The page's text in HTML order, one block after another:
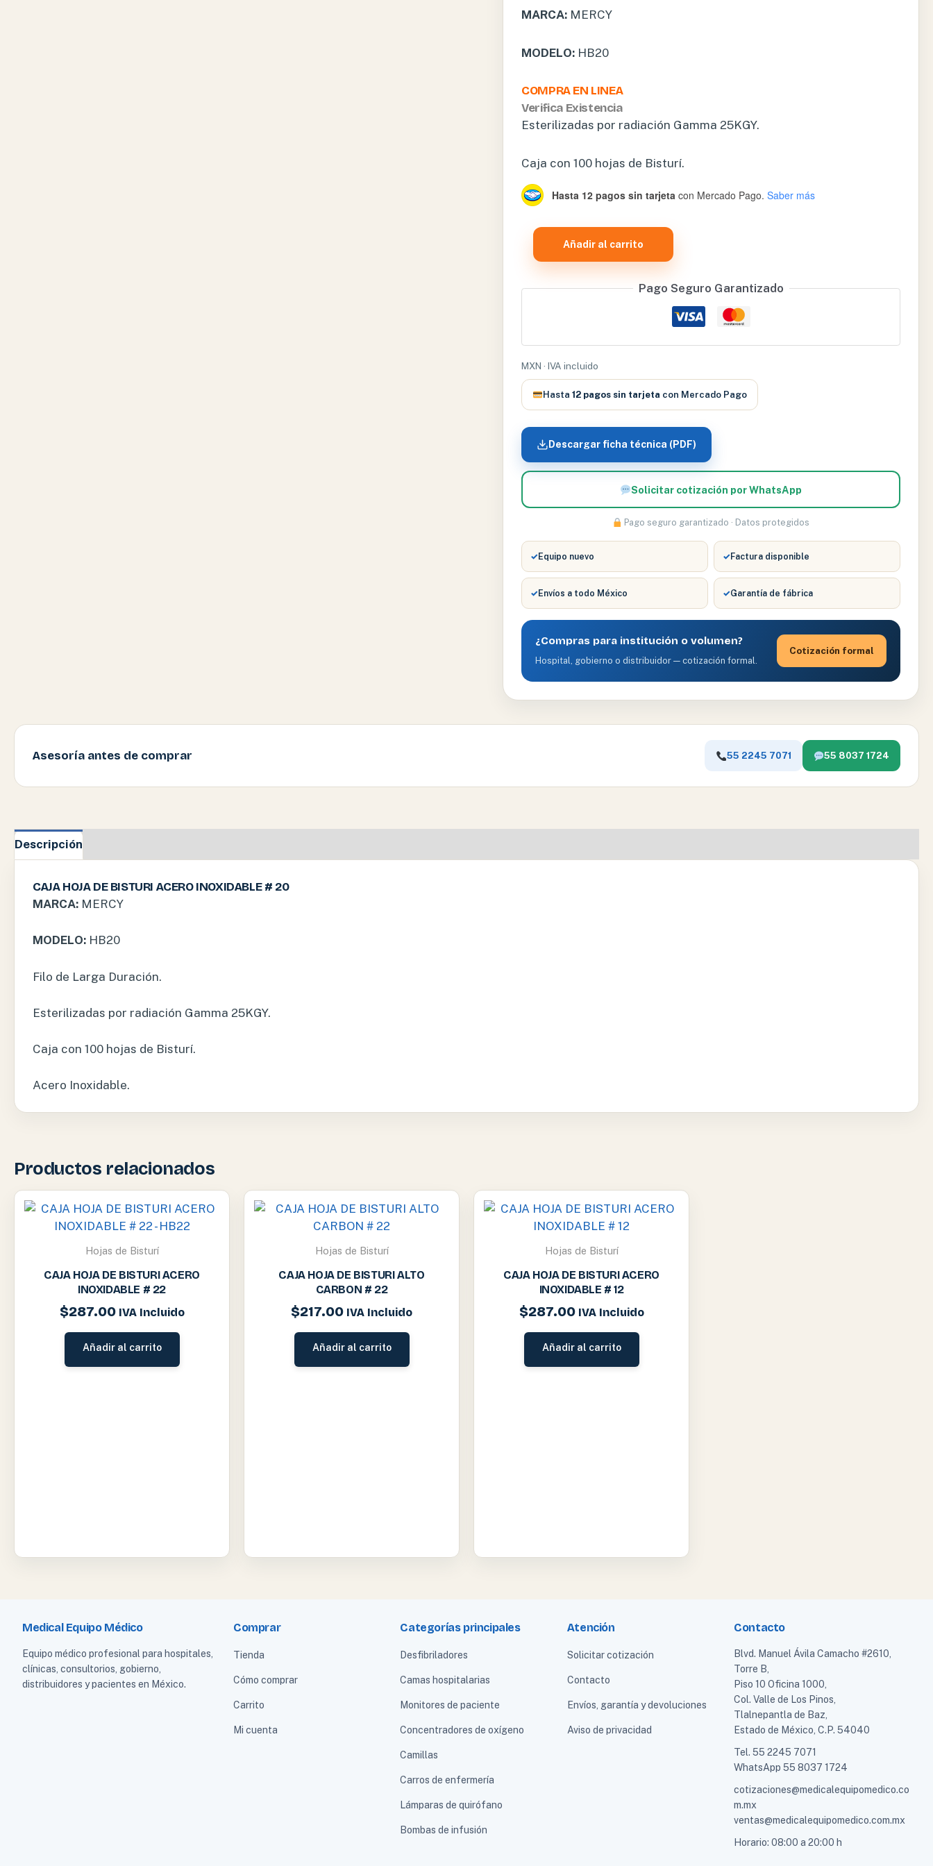
MARCA: MERCY
MODELO: HB20
COMPRA EN LINEA
Verifica Existencia
Esterilizadas por radiación Gamma 25KGY.
Caja con 100 hojas de Bisturí.
Hasta 12 pagos sin tarjeta con Mercado Pago. Saber más
CAJA
HOJA
BISTURI
cantidad
Añadir al carrito
Pago Seguro Garantizado
MXN · IVA incluido
Hasta 12 pagos sin tarjeta con Mercado Pago
Descargar ficha técnica (PDF)
Solicitar cotización por WhatsApp
Pago seguro garantizado · Datos protegidos
✓Equipo nuevo ✓Factura disponible
✓Envíos a todo México ✓Garantía de fábrica
¿Compras para institución o volumen?
Hospital, gobierno o distribuidor — cotización formal.
Cotización formal
Asesoría antes de comprar 55 2245 7071 55 8037 1724
Descripción
CAJA HOJA DE BISTURI ACERO INOXIDABLE # 20
MARCA: MERCY
MODELO: HB20
Filo de Larga Duración.
Esterilizadas por radiación Gamma 25KGY.
Caja con 100 hojas de Bisturí.
Acero Inoxidable.
Productos relacionados
Hojas de Bisturí
CAJA HOJA DE BISTURI ACERO
INOXIDABLE # 22
$287.00 IVA Incluido
Añadir al carrito
Hojas de Bisturí
CAJA HOJA DE BISTURI ALTO
CARBON # 22
$217.00 IVA Incluido
Añadir al carrito
Hojas de Bisturí
CAJA HOJA DE BISTURI ACERO
INOXIDABLE # 12
$287.00 IVA Incluido
Añadir al carrito
Medical Equipo Médico
Equipo médico profesional para hospitales,
clínicas, consultorios, gobierno,
distribuidores y pacientes en México.
Comprar
Tienda
Cómo comprar
Carrito
Mi cuenta
Categorías principales
Desfibriladores
Camas hospitalarias
Monitores de paciente
Concentradores de oxígeno
Camillas
Carros de enfermería
Lámparas de quirófano
Bombas de infusión
Atención
Solicitar cotización
Contacto
Envíos, garantía y devoluciones
Aviso de privacidad
Contacto
Blvd. Manuel Ávila Camacho #2610,
Torre B,
Piso 10 Oficina 1000,
Col. Valle de Los Pinos,
Tlalnepantla de Baz,
Estado de México, C.P. 54040
Tel.55 2245 7071
WhatsApp55 8037 1724
cotizaciones@medicalequipomedico.co
m.mx
ventas@medicalequipomedico.com.mx
Horario: 08:00 a 20:00 h